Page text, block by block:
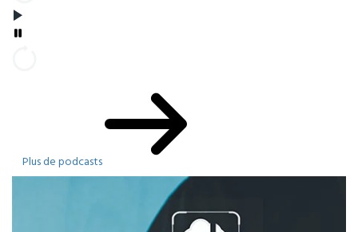
Plus de podcasts